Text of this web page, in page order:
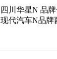
四川华星N 品
现代汽车N品牌